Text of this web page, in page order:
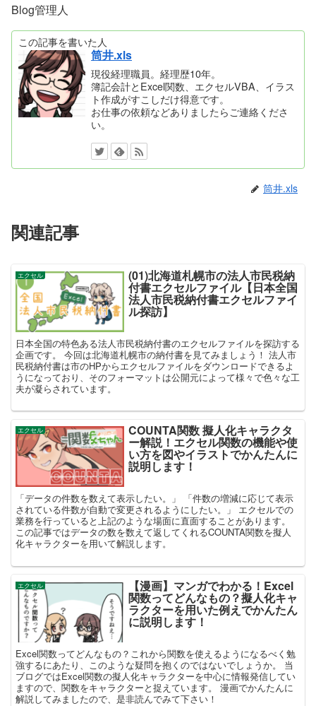
Blog管理人
この記事を書いた人
筒井.xls
現役経理職員。経理歴10年。
簿記会計とExcel関数、エクセルVBA、イラス
ト作成がすこしだけ得意です。
お仕事の依頼などありましたらご連絡くださ
い。
筒井.xls
関連記事
エクセル (01)北海道札幌市の法人市民税納
付書エクセルファイル【日本全国
法人市民税納付書エクセルファイ
ル探訪】
日本全国の特色ある法人市民税納付書のエクセルファイルを探訪する
企画です。 今回は北海道札幌市の納付書を見てみましょう！ 法人市
民税納付書は市のHPからエクセルファイルをダウンロードできるよ
うになっており、そのフォーマットは公開元によって様々で色々な工
夫が凝らされています。
エクセル COUNTA関数 擬人化キャラクタ
ー解説！エクセル関数の機能や使
い方を図やイラストでかんたんに
説明します！
「データの件数を数えて表示したい。」 「件数の増減に応じて表示
されている件数が自動で変更されるようにしたい。」 エクセルでの
業務を行っていると上記のような場面に直面することがあります。
この記事ではデータの数を数えて返してくれるCOUNTA関数を擬人
化キャラクターを用いて解説します。
エクセル 【漫画】マンガでわかる！Excel
関数ってどんなもの？擬人化キャ
ラクターを用いた例えでかんたん
に説明します！
Excel関数ってどんなもの？これから関数を使えるようになるべく勉
強するにあたり、このような疑問を抱くのではないでしょうか。 当
ブログではExcel関数の擬人化キャラクターを中心に情報発信してい
ますので、関数をキャラクターと捉えています。 漫画でかんたんに
解説してみましたので、是非読んでみて下さい！